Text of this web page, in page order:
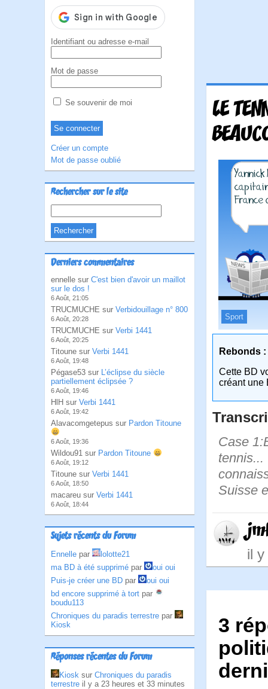
Identifiant ou adresse e-mail
Mot de passe
Se souvenir de moi
Créer un compte
Mot de passe oublié
Rechercher sur le site
Derniers commentaires
ennelle sur C'est bien d'avoir un maillot
sur le dos !
6 Août, 21:05
TRUCMUCHE sur Verbidouillage n° 800
6 Août, 20:28
TRUCMUCHE sur Verbi 1441
6 Août, 20:25
Titoune sur Verbi 1441
6 Août, 19:48
Pégase53 sur L’éclipse du siècle
partiellement éclipsée ?
6 Août, 19:46
HlH sur Verbi 1441
6 Août, 19:42
Alavacomgetepus sur Pardon Titoune
6 Août, 19:36
Wildou91 sur Pardon Titoune
6 Août, 19:12
Titoune sur Verbi 1441
6 Août, 18:50
macareu sur Verbi 1441
6 Août, 18:44
Sujets récents du Forum
Ennelle par
lolotte21
ma BD à été supprimé par
oui oui
Puis-je créer une BD par
oui oui
bd encore supprimé à tort par
boudu113
Chroniques du paradis terrestre par
Kiosk
Réponses récentes du Forum
Kiosk sur Chroniques du paradis
terrestre il y a 23 heures et 33 minutes
LE
Sport
Rebonds :
Cette BD
créant une
Case
tennis...
Suisse
il y
3